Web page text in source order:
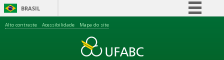
BRASIL
Alto contraste Acessibilidade Mapa do site